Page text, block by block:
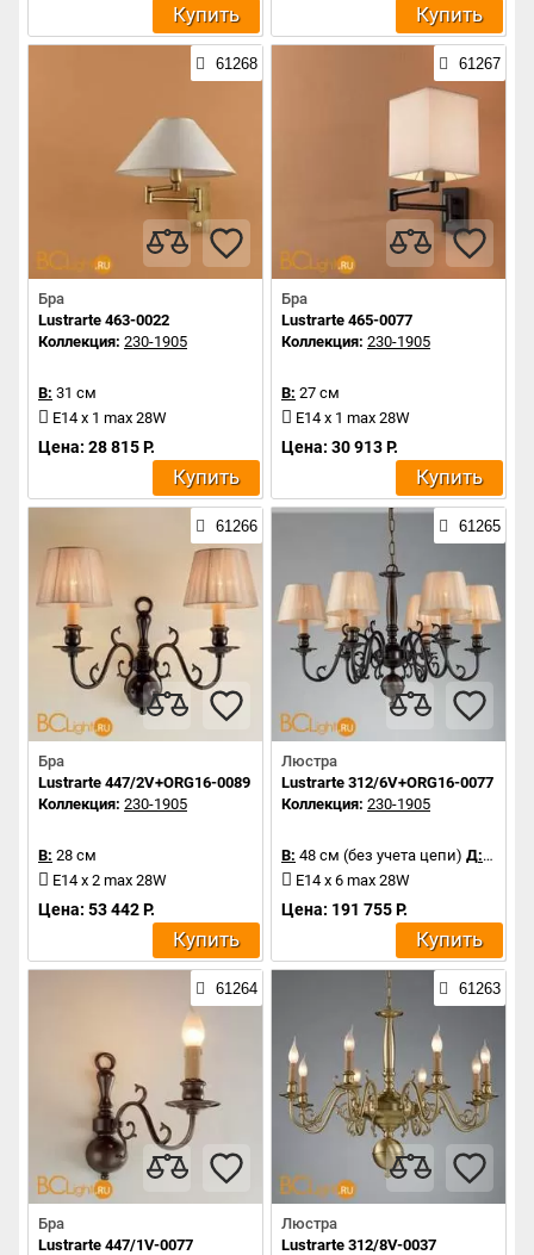
Купить Купить
61268
Бра
Lustrarte 463-0022
Коллекция: 230-1905
В: 31 см
E14 x 1 max 28W
Цена: 28 815 Р.
Купить
61267
Бра
Lustrarte 465-0077
Коллекция: 230-1905
В: 27 см
E14 x 1 max 28W
Цена: 30 913 Р.
Купить
61266
Бра
Lustrarte 447/2V+ORG16-0089
Коллекция: 230-1905
В: 28 см
E14 x 2 max 28W
Цена: 53 442 Р.
Купить
61265
Люстра
Lustrarte 312/6V+ORG16-0077
Коллекция: 230-1905
В: 48 см (без учета цепи) Д:65 см
E14 x 6 max 28W
Цена: 191 755 Р.
Купить
61264
Бра
Lustrarte 447/1V-0077
61263
Люстра
Lustrarte 312/8V-0037